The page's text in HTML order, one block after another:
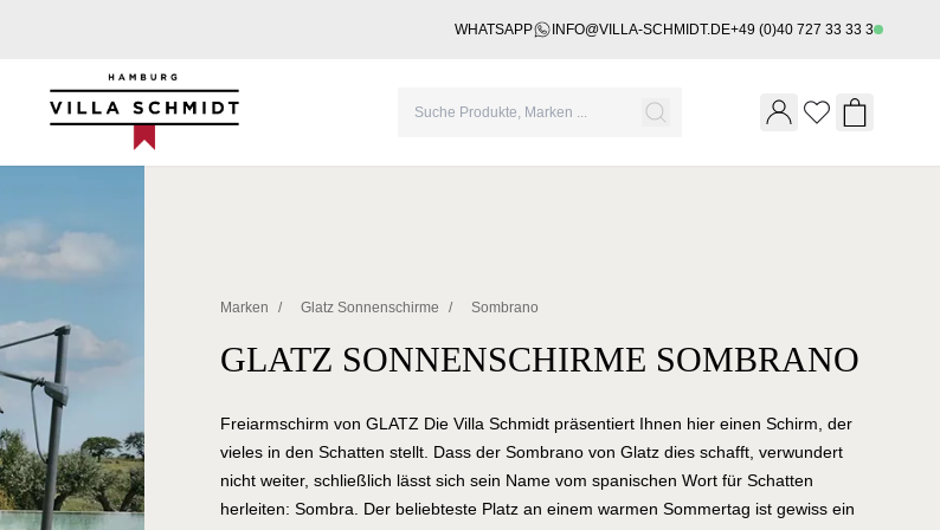
WHATSAPP INFO@VILLA-SCHMIDT.DE+49 (0)40 727 33 33 3
Villa Schmidt
Wishlist
Marken / Glatz Sonnenschirme / Sombrano
GLATZ SONNENSCHIRME SOMBRANO
Freiarmschirm von GLATZ Die Villa Schmidt präsentiert Ihnen hier einen Schirm, der
vieles in den Schatten stellt. Dass der Sombrano von Glatz dies schafft, verwundert
nicht weiter, schließlich lässt sich sein Name vom spanischen Wort für Schatten
herleiten: Sombra. Der beliebteste Platz an einem warmen Sommertag ist gewiss ein